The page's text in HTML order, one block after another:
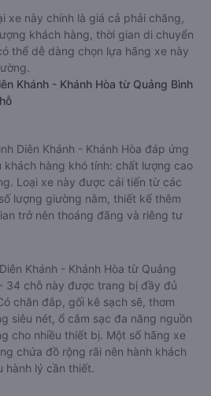
xe này chính là giá cả phải chăng,
khách hàng, thời gian di chuyển
thể dễ dàng chọn lựa hãng xe này
Khánh - Khánh Hòa từ Quảng Bình
Diên Khánh - Khánh Hòa đáp ứng
khách hàng khó tính: chất lượng cao
Loại xe này được cải tiến từ các
lượng giường nằm, thiết kế thêm
trở nên thoáng đãng và riêng tư
Khánh - Khánh Hòa từ Quảng
34 chỗ này được trang bị đầy đủ
chăn đắp, gối kê sạch sẽ, thơm
siêu nét, ổ cắm sạc đa năng nguồn
cho nhiều thiết bị. Một số hãng xe
chứa đồ rộng rãi nên hành khách
hành lý cần thiết.